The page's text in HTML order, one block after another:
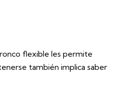
flexible les permite
también implica saber